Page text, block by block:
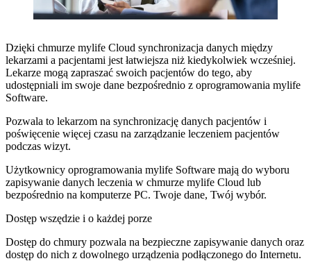
Dzięki chmurze mylife Cloud synchronizacja danych między
lekarzami a pacjentami jest łatwiejsza niż kiedykolwiek wcześniej.
Lekarze mogą zapraszać swoich pacjentów do tego, aby
udostępniali im swoje dane bezpośrednio z oprogramowania mylife
Software.
Pozwala to lekarzom na synchronizację danych pacjentów i
poświęcenie więcej czasu na zarządzanie leczeniem pacjentów
podczas wizyt.
Użytkownicy oprogramowania mylife Software mają do wyboru
zapisywanie danych leczenia w chmurze mylife Cloud lub
bezpośrednio na komputerze PC. Twoje dane, Twój wybór.
Dostęp wszędzie i o każdej porze
Dostęp do chmury pozwala na bezpieczne zapisywanie danych oraz
dostęp do nich z dowolnego urządzenia podłączonego do Internetu.